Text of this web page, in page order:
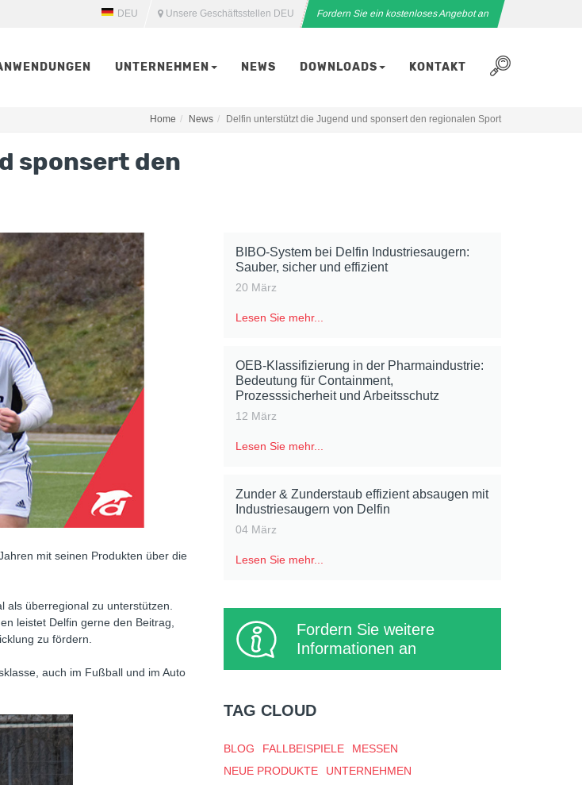
DEU Unsere Geschäftsstellen DEU Fordern Sie ein kostenloses Angebot an
UNTERNEHMEN NEWS DOWNLOADS KONTAKT
Home News Delfin unterstützt die Jugend und sponsert den regionalen Sport
sponsert den
mit seinen Produkten über die
als überregional zu unterstützen.
leistet Delfin gerne den Beitrag,
zu fördern.
auch im Fußball und im Auto
BIBO-System bei Delfin Industriesaugern:
Sauber, sicher und effizient
20 März
Lesen Sie mehr...
OEB-Klassifizierung in der Pharmaindustrie:
Bedeutung für Containment,
Prozesssicherheit und Arbeitsschutz
12 März
Lesen Sie mehr...
Zunder & Zunderstaub effizient absaugen mit
Industriesaugern von Delfin
04 März
Lesen Sie mehr...
Fordern Sie weitere
Informationen an
TAG CLOUD
BLOG FALLBEISPIELE
MESSEN
NEUE PRODUKTE
UNTERNEHMEN